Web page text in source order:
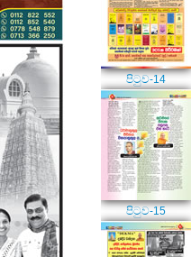
පිටුව-14
පිටුව-15